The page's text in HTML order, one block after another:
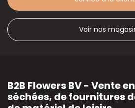
Voir nos
B2B Flowers BV - Vente
séchées, de fournitures